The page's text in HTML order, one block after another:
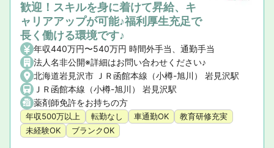
歓迎！スキルを身に着けて昇給、キ
ャリアアップが可能♪福利厚生充足で
長く働ける環境です♪
年収440万円〜540万円 時間外手当、通勤手当
法人名非公開※詳細はお問い合わせください♪
北海道岩見沢市 ＪＲ函館本線（小樽-旭川） 岩見沢駅
ＪＲ函館本線（小樽-旭川） 岩見沢駅
薬剤師免許をお持ちの方
年収500万以上 転勤なし 車通勤OK
教育研修充実
未経験OK
ブランクOK